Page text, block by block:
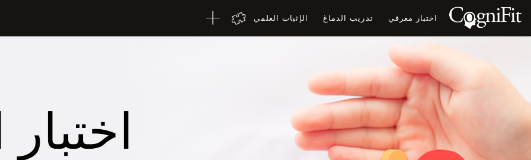
اختبار معرفي تدريب الدماغ الإثبات العلمي